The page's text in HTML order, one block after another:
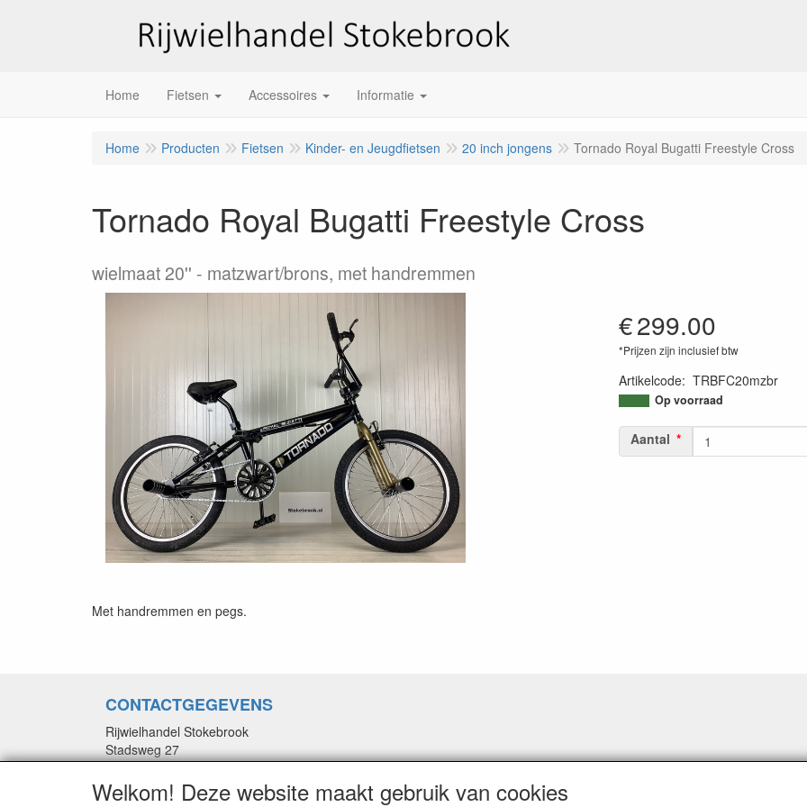
Home Fietsen Accessoires Informatie
Home Producten Fietsen Kinder- en Jeugdfietsen 20 inch jongens Tornado Royal Bugatti Freestyle Cross
Tornado Royal Bugatti Freestyle Cross
wielmaat 20'' matzwart/brons, met handremmen
€299.00
*Prijzen zijn inclusief btw
Artikelcode: TRBFC20mzbr
Op voorraad
Aantal
Met handremmen en pegs.
CONTACTGEGEVENS
Rijwielhandel Stokebrook
Stadsweg 27
9917 PV Wirdum (Gn.)
E-mail: stokebrook@xs4all.nl
Welkom! Deze website maakt gebruik van cookies